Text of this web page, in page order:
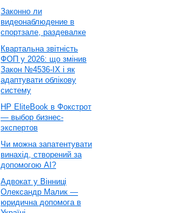
Законно ли
видеонаблюдение в
спортзале, раздевалке
Квартальна звітність
ФОП у 2026: що змінив
Закон №4536-IX і як
адаптувати облікову
систему
HP EliteBook в Фокстрот
— выбор бизнес-
экспертов
Чи можна запатентувати
винахід, створений за
допомогою AI?
Адвокат у Вінниці
Олександр Малик —
юридична допомога в